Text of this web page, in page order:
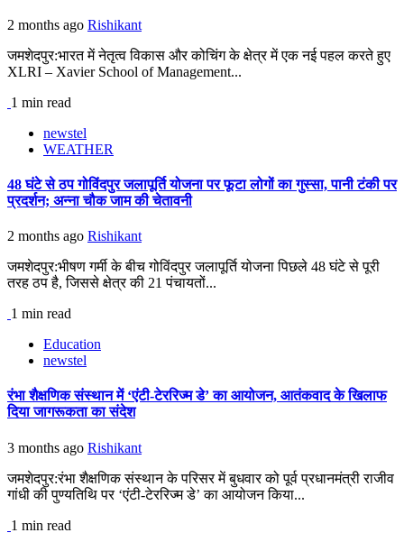
2 months ago Rishikant
जमशेदपुर:भारत में नेतृत्व विकास और कोचिंग के क्षेत्र में एक नई पहल करते हुए
XLRI – Xavier School of Management...
1 min read
newstel
WEATHER
48 घंटे से ठप गोविंदपुर जलापूर्ति योजना पर फूटा लोगों का गुस्सा, पानी टंकी पर
प्रदर्शन; अन्ना चौक जाम की चेतावनी
2 months ago Rishikant
जमशेदपुर:भीषण गर्मी के बीच गोविंदपुर जलापूर्ति योजना पिछले 48 घंटे से पूरी
तरह ठप है, जिससे क्षेत्र की 21 पंचायतों...
1 min read
Education
newstel
रंभा शैक्षणिक संस्थान में ‘एंटी-टेररिज्म डे’ का आयोजन, आतंकवाद के खिलाफ
दिया जागरूकता का संदेश
3 months ago Rishikant
जमशेदपुर:रंभा शैक्षणिक संस्थान के परिसर में बुधवार को पूर्व प्रधानमंत्री राजीव
गांधी की पुण्यतिथि पर ‘एंटी-टेररिज्म डे’ का आयोजन किया...
1 min read